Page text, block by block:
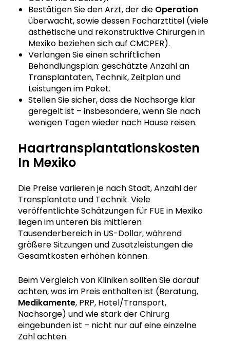
Bestätigen Sie den Arzt, der die Operation
überwacht, sowie dessen Facharzttitel (viele
ästhetische und rekonstruktive Chirurgen in
Mexiko beziehen sich auf CMCPER).
Verlangen Sie einen schriftlichen
Behandlungsplan: geschätzte Anzahl an
Transplantaten, Technik, Zeitplan und
Leistungen im Paket.
Stellen Sie sicher, dass die Nachsorge klar
geregelt ist – insbesondere, wenn Sie nach
wenigen Tagen wieder nach Hause reisen.
Haartransplantationskosten
In Mexiko
Die Preise variieren je nach Stadt, Anzahl der
Transplantate und Technik. Viele
veröffentlichte Schätzungen für FUE in Mexiko
liegen im unteren bis mittleren
Tausenderbereich in US-Dollar, während
größere Sitzungen und Zusatzleistungen die
Gesamtkosten erhöhen können.
Beim Vergleich von Kliniken sollten Sie darauf
achten, was im Preis enthalten ist (Beratung,
Medikamente, PRP, Hotel/Transport,
Nachsorge) und wie stark der Chirurg
eingebunden ist – nicht nur auf eine einzelne
Zahl achten.